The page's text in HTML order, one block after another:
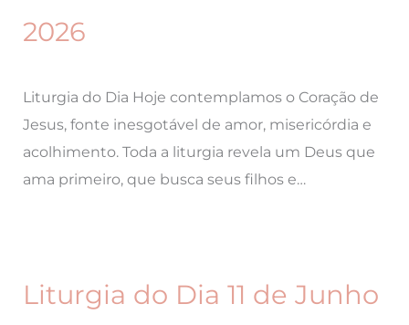
2026
Liturgia do Dia Hoje contemplamos o Coração de
Jesus, fonte inesgotável de amor, misericórdia e
acolhimento. Toda a liturgia revela um Deus que
ama primeiro, que busca seus filhos e…
Liturgia do Dia 11 de Junho